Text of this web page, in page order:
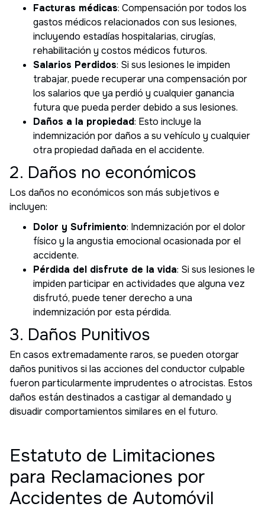
Facturas médicas: Compensación por todos los
gastos médicos relacionados con sus lesiones,
incluyendo estadías hospitalarias, cirugías,
rehabilitación y costos médicos futuros.
Salarios Perdidos: Si sus lesiones le impiden
trabajar, puede recuperar una compensación por
los salarios que ya perdió y cualquier ganancia
futura que pueda perder debido a sus lesiones.
Daños a la propiedad: Esto incluye la
indemnización por daños a su vehículo y cualquier
otra propiedad dañada en el accidente.
2. Daños no económicos
Los daños no económicos son más subjetivos e
incluyen:
Dolor y Sufrimiento: Indemnización por el dolor
físico y la angustia emocional ocasionada por el
accidente.
Pérdida del disfrute de la vida: Si sus lesiones le
impiden participar en actividades que alguna vez
disfrutó, puede tener derecho a una
indemnización por esta pérdida.
3. Daños Punitivos
En casos extremadamente raros, se pueden otorgar
daños punitivos si las acciones del conductor culpable
fueron particularmente imprudentes o atrocistas. Estos
daños están destinados a castigar al demandado y
disuadir comportamientos similares en el futuro.
Estatuto de Limitaciones
para Reclamaciones por
Accidentes de Automóvil